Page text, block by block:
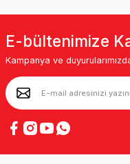
E-bültenimize
Kampanya ve